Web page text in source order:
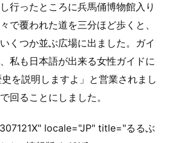
行ったところに兵馬俑博物館入り
で覆われた道を三分ほど歩くと、
くつか並ぶ広場に出ました。ガイ
私も日本語が出来る女性ガイドに
を説明しますよ」と営業されまし
回ることにしました。
locale="JP" title="るるぶ